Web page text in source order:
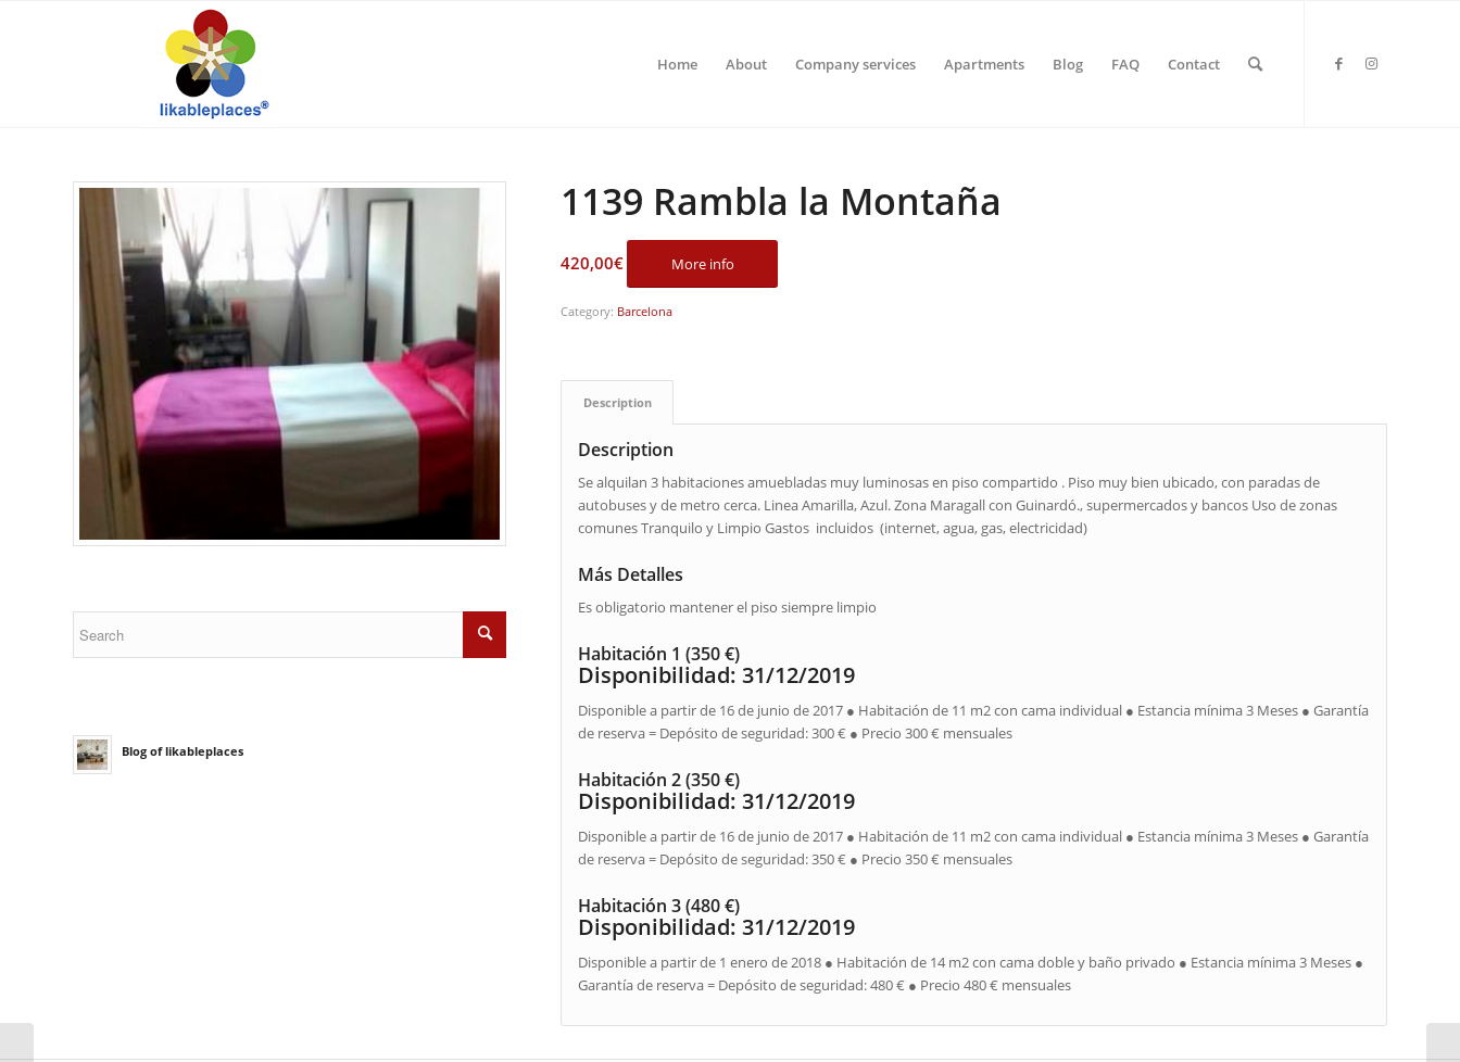
Home About Company services Apartments Blog FAQ Contact
Blog of likableplaces
1139 Rambla la Montaña
420,00€ More info
Category: Barcelona
Description
Description
Se alquilan 3 habitaciones amuebladas muy luminosas en piso compartido . Piso muy bien ubicado, con paradas de
autobuses y de metro cerca. Linea Amarilla, Azul. Zona Maragall con Guinardó., supermercados y bancos Uso de zonas
comunes Tranquilo y Limpio Gastos incluidos (internet, agua, gas, electricidad)
Más Detalles
Es obligatorio mantener el piso siempre limpio
Habitación 1 (350 €)
Disponibilidad: 31/12/2019
Disponible a partir de 16 de junio de 2017 ● Habitación de 11 m2 con cama individual ● Estancia mínima 3 Meses ● Garantía
de reserva = Depósito de seguridad: 300 € ● Precio 300 € mensuales
Habitación 2 (350 €)
Disponibilidad: 31/12/2019
Disponible a partir de 16 de junio de 2017 ● Habitación de 11 m2 con cama individual ● Estancia mínima 3 Meses ● Garantía
de reserva = Depósito de seguridad: 350 € ● Precio 350 € mensuales
Habitación 3 (480 €)
Disponibilidad: 31/12/2019
Disponible a partir de 1 enero de 2018 ● Habitación de 14 m2 con cama doble y baño privado ● Estancia mínima 3 Meses ●
Garantía de reserva = Depósito de seguridad: 480 € ● Precio 480 € mensuales